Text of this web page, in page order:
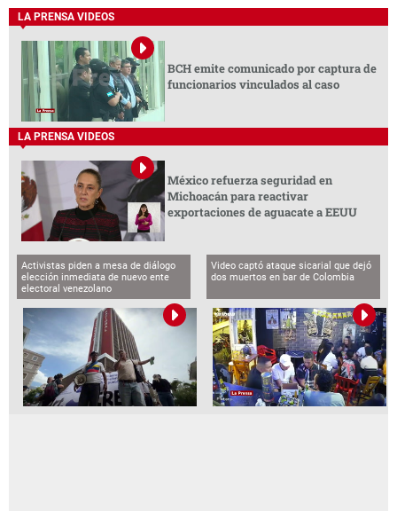
LA PRENSA VIDEOS
BCH emite comunicado por captura de
funcionarios vinculados al caso
LA PRENSA VIDEOS
México refuerza seguridad en
Michoacán para reactivar
exportaciones de aguacate a EEUU
Activistas piden a mesa de diálogo
elección inmediata de nuevo ente
electoral venezolano
Video captó ataque sicarial que dejó
dos muertos en bar de Colombia